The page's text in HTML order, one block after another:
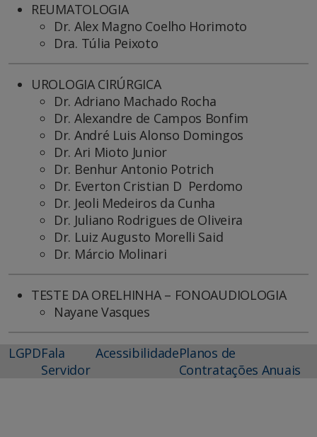
REUMATOLOGIA
Dr. Alex Magno Coelho Horimoto
Dra. Túlia Peixoto
UROLOGIA CIRÚRGICA
Dr. Adriano Machado Rocha
Dr. Alexandre de Campos Bonfim
Dr. André Luis Alonso Domingos
Dr. Ari Mioto Junior
Dr. Benhur Antonio Potrich
Dr. Everton Cristian D Perdomo
Dr. Jeoli Medeiros da Cunha
Dr. Juliano Rodrigues de Oliveira
Dr. Luiz Augusto Morelli Said
Dr. Márcio Molinari
TESTE DA ORELHINHA – FONOAUDIOLOGIA
Nayane Vasques
LGPDFala
Servidor
AcessibilidadePlanos de
Contratações Anuais